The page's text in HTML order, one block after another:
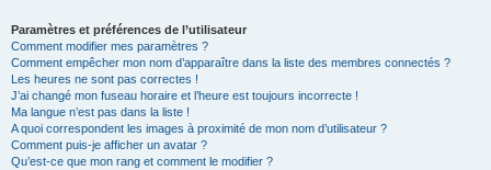
Paramètres et préférences de l’utilisateur
Comment modifier mes paramètres ?
Comment empêcher mon nom d’apparaître dans la liste des membres connectés ?
Les heures ne sont pas correctes !
J’ai changé mon fuseau horaire et l’heure est toujours incorrecte !
Ma langue n’est pas dans la liste !
A quoi correspondent les images à proximité de mon nom d’utilisateur ?
Comment puis-je afficher un avatar ?
Qu’est-ce que mon rang et comment le modifier ?